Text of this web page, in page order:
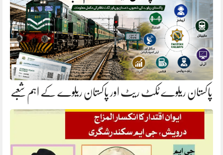
پاکستان ریلوے ٹکٹ ریٹ اور پاکستان ریلوے کے اہم شعبے